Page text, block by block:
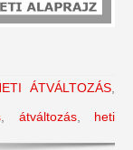
ÁTVÁLTOZÁS
átváltozás, heti